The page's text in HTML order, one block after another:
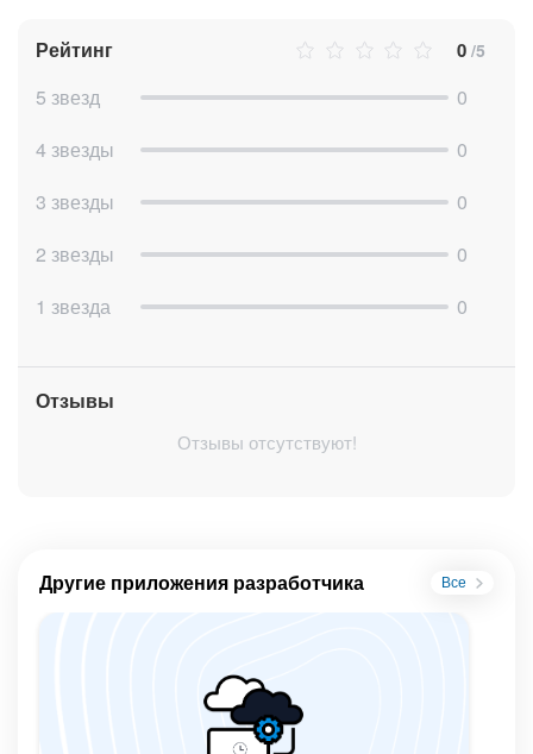
Рейтинг 0 /5
5 звезд
0
4 звезды
0
3 звезды
0
2 звезды
0
1 звезда
0
Отзывы
Отзывы отсутствуют!
Другие приложения разработчика Все